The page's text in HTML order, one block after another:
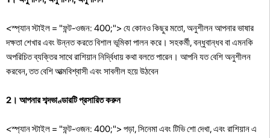
<স্প্যান স্টাইল = "ফন্ট-ওজন: 400;"> যে কোনও কিছুর মতো, অনুশীলন আপনার ভাষার
দক্ষতা শেখার এবং উন্নত করতে বিশাল ভূমিকা পালন করে। সহকর্মী, বন্ধুবান্ধব বা এমনকি
অপরিচিত ব্যক্তির সাথে রাশিয়ান নির্দ্বিধায় কথা বলতে পারেন। আপনি যত বেশি অনুশীলন
করবেন, তত বেশি আত্মবিশ্বাসী এবং সাবলীল হয়ে উঠবেন
2। আপনার শব্দভাণ্ডারটি প্রসারিত করুন
<স্প্যান স্টাইল = "ফন্ট-ওজন: 400;"> পড়া, সিনেমা এবং টিভি শো দেখা, এবং রাশিয়ান এ